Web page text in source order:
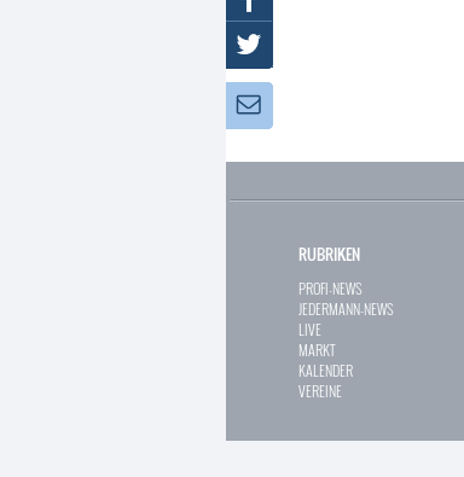
RUBRIKEN
PROFI-NEWS
JEDERMANN-NEWS
LIVE
MARKT
KALENDER
VEREINE